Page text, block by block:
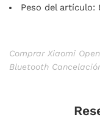
Peso del artículo:
Comprar Xiaomi
Bluetooth